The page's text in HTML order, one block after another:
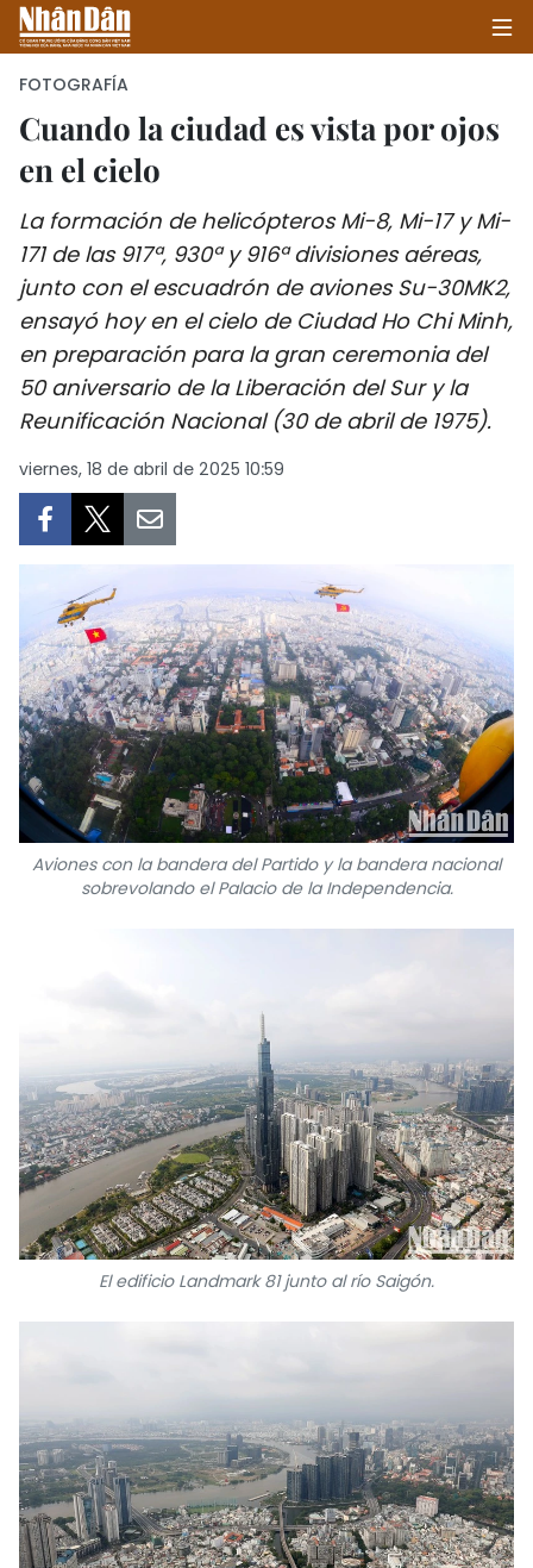
POLÍTICA
ECONOMÍA
SOCIEDAD
SALUD - MEDIO AMBIENTE
DEPORTES
VIAJES
PUENTE DE AMISTAD
HISTORIAS MULTIMEDIA
FOTOGRAFÍA
¿QUIÉNES SOMOS?
TIẾNG VIỆT
FRANÇAIS
РУССКИЙ
FOTOGRAFÍA
Cuando la ciudad es vista por ojos
en el cielo
La formación de helicópteros Mi-8, Mi-17 y Mi-
171 de las 917ª, 930ª y 916ª divisiones aéreas,
junto con el escuadrón de aviones Su-30MK2,
ensayó hoy en el cielo de Ciudad Ho Chi Minh,
en preparación para la gran ceremonia del
50 aniversario de la Liberación del Sur y la
Reunificación Nacional (30 de abril de 1975).
viernes, 18 de abril de 2025 10:59
Aviones con la bandera del Partido y la bandera nacional
sobrevolando el Palacio de la Independencia.
El edificio Landmark 81 junto al río Saigón.